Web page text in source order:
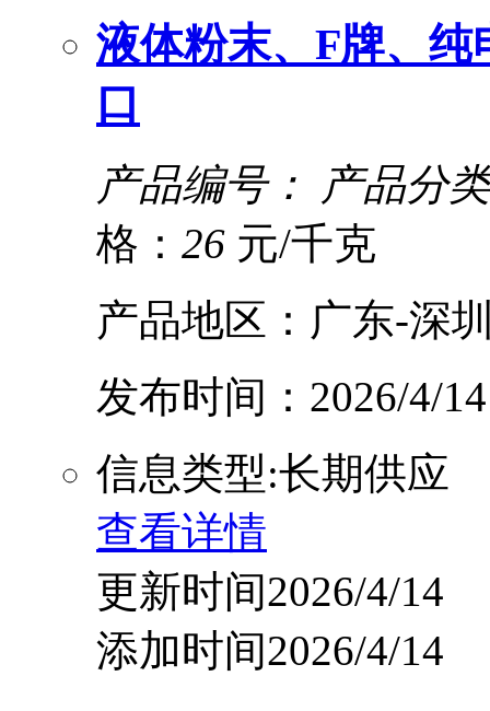
液体粉末、F牌、
口
产品编号：
产品分
格： 26 元/千克
产品地区：广东-深
发布时间：2026/4/14
信息类型:长期供应
查看详情
更新时间2026/4/14
添加时间2026/4/14